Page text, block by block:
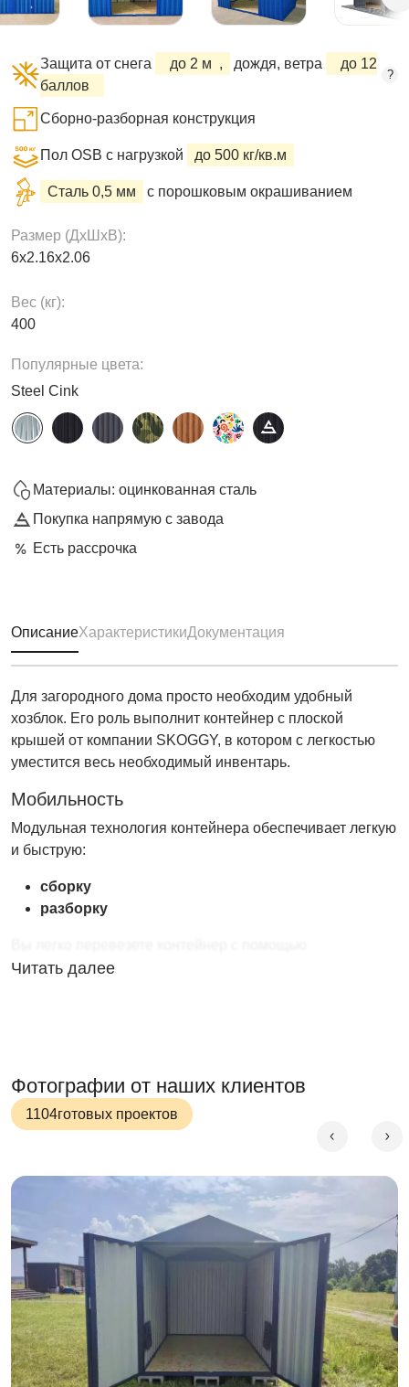
Защита от снега до 2 м , дождя, ветра
до 12
баллов
?
Сборно-разборная конструкция
Пол OSB с нагрузкой до 500 кг/кв.м
Сталь 0,5 мм с порошковым окрашиванием
Размер (ДxШxВ):
6х2.16х2.06
Вес (кг):
400
Популярные цвета:
Steel Cink
Материалы: оцинкованная сталь
Покупка напрямую с завода
Есть рассрочка
ОписаниеХарактеристикиДокументация
Для загородного дома просто необходим удобный
хозблок. Его роль выполнит контейнер с плоской
крышей от компании SKOGGY, в котором с легкостью
уместится весь необходимый инвентарь.
Мобильность
Модульная технология контейнера обеспечивает легкую
и быструю:
сборку
разборку
малогабаритного транспорта. Не нужно специальных
двух часов свободного времени. Хозблок будет
полностью готов к использованию.
Вместе с напарником собирать хозблок быстрее и
требуется. Для него необходима ровная площадка.
Цикличность сборки-разборки
Благодаря цикличной сборке контейнер можно
многократно собирать и разбирать. С ним ничего не
случится!
Через 5 лет эксплуатационные свойства контейнера
останутся неизменными. Вы всегда сможете
подарить ему новую жизнь!
С продажей контейнера не возникнет проблем. Его
Читать далее
Фотографии от наших клиентов
1104готовых проектов